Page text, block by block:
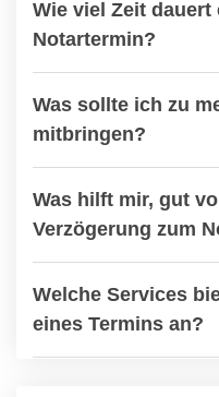
Wie viel Zeit
Notartermin?
Was sollte ich zu
mitbringen?
Was hilft mir, gut
Verzögerung zum
Welche Services
eines Termins an?